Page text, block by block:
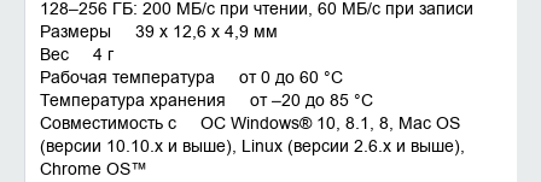
128–256 ГБ: 200 МБ/с при чтении, 60 МБ/с при записи
Размеры 39 x 12,6 x 4,9 мм
Вес 4 г
Рабочая температура от 0 до 60 °C
Температура хранения от –20 до 85 °C
Совместимость с ОС Windows® 10, 8.1, 8, Mac OS
(версии 10.10.x и выше), Linux (версии 2.6.x и выше),
Chrome OS™